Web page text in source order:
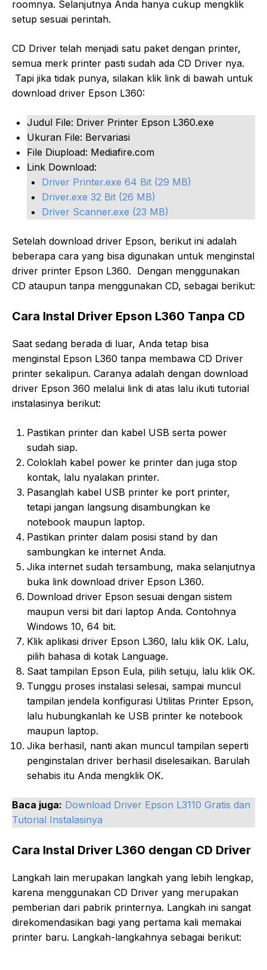
roomnya. Selanjutnya Anda hanya cukup mengklik
setup sesuai perintah.
CD Driver telah menjadi satu paket dengan printer,
semua merk printer pasti sudah ada CD Driver nya.
Tapi jika tidak punya, silakan klik link di bawah untuk
download driver Epson L360:
Judul File: Driver Printer Epson L360.exe
Ukuran File: Bervariasi
File Diupload: Mediafire.com
Link Download:
Driver Printer.exe 64 Bit (29 MB)
Driver.exe 32 Bit (26 MB)
Driver Scanner.exe (23 MB)
Setelah download driver Epson, berikut ini adalah
beberapa cara yang bisa digunakan untuk menginstal
driver printer Epson L360. Dengan menggunakan
CD ataupun tanpa menggunakan CD, sebagai berikut:
Cara Instal Driver Epson L360 Tanpa CD
Saat sedang berada di luar, Anda tetap bisa
menginstal Epson L360 tanpa membawa CD Driver
printer sekalipun. Caranya adalah dengan download
driver Epson 360 melalui link di atas lalu ikuti tutorial
instalasinya berikut:
Pastikan printer dan kabel USB serta power
sudah siap.
Coloklah kabel power ke printer dan juga stop
kontak, lalu nyalakan printer.
Pasanglah kabel USB printer ke port printer,
tetapi jangan langsung disambungkan ke
notebook maupun laptop.
Pastikan printer dalam posisi stand by dan
sambungkan ke internet Anda.
Jika internet sudah tersambung, maka selanjutnya
buka link download driver Epson L360.
Download driver Epson sesuai dengan sistem
maupun versi bit dari laptop Anda. Contohnya
Windows 10, 64 bit.
Klik aplikasi driver Epson L360, lalu klik OK. Lalu,
pilih bahasa di kotak Language.
Saat tampilan Epson Eula, pilih setuju, lalu klik OK.
Tunggu proses instalasi selesai, sampai muncul
tampilan jendela konfigurasi Utilitas Printer Epson,
lalu hubungkanlah ke USB printer ke notebook
maupun laptop.
Jika berhasil, nanti akan muncul tampilan seperti
penginstalan driver berhasil diselesaikan. Barulah
sehabis itu Anda mengklik OK.
Baca juga: Download Driver Epson L3110 Gratis dan
Tutorial Instalasinya
Cara Instal Driver L360 dengan CD Driver
Langkah lain merupakan langkah yang lebih lengkap,
karena menggunakan CD Driver yang merupakan
pemberian dari pabrik printernya. Langkah ini sangat
direkomendasikan bagi yang pertama kali memakai
printer baru. Langkah-langkahnya sebagai berikut: